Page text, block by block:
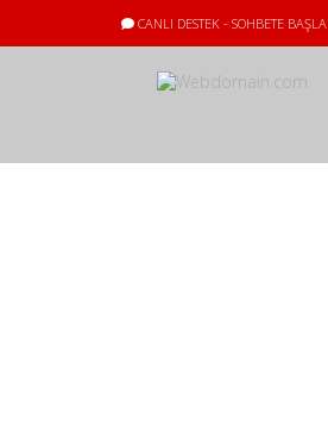
CANLI DESTEK - SOHBETE BAŞLA